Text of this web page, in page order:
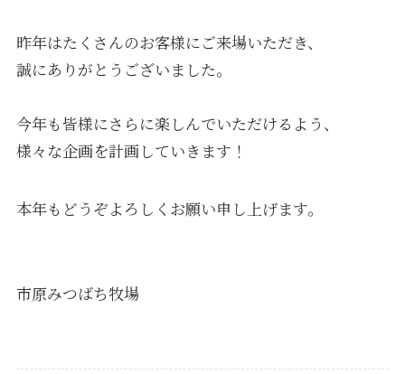
昨年はたくさんのお客様にご来場いただき、
誠にありがとうございました。
今年も皆様にさらに楽しんでいただけるよう、
様々な企画を計画していきます！
本年もどうぞよろしくお願い申し上げます。
市原みつばち牧場